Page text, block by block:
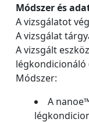
Módszer és
A vizsgálatot
A vizsgálat
A vizsgált
légkondicionáló
Módszer:
A